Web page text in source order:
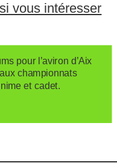
vous intéresser
pour l’aviron d’Aix
championnats
et cadet.